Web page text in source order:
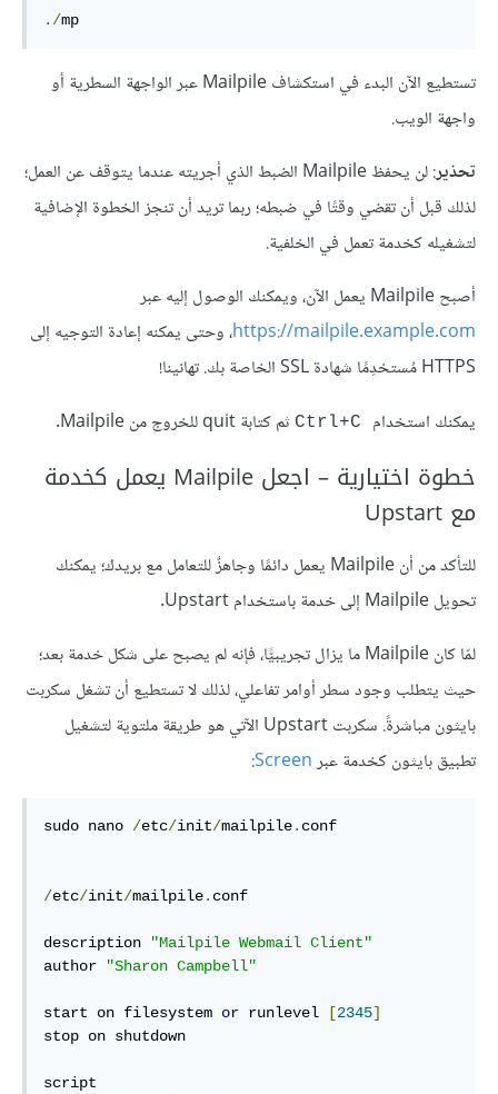
./mp
تستطيع الآن البدء في استكشاف Mailpile عبر الواجهة السطرية أو
واجهة الويب.
تحذير
: لن يحفظ Mailpile الضبط الذي أجريته عندما يتوقف عن العمل؛
لذلك قبل أن تقضي وقتًا في ضبطه؛ ربما تريد أن تنجز الخطوة الإضافية
لتشغيله كخدمة تعمل في الخلفية.
أصبح Mailpile يعمل الآن، ويمكنك الوصول إليه عبر
https://mailpile.example.com، وحتى يمكنه إعادة التوجيه إلى
HTTPS مُستخدِمًا شهادة SSL الخاصة بك. تهانينا!
يمكنك استخدام
ثم كتابة quit للخروج من Mailpile.
خطوة اختيارية – اجعل Mailpile يعمل كخدمة
مع Upstart
للتأكد من أن Mailpile يعمل دائمًا وجاهزٌ للتعامل مع بريدك؛ يمكنك
تحويل Mailpile إلى خدمة باستخدام Upstart.
لمّا كان Mailpile ما يزال تجريبيًّا، فإنه لم يصبح على شكل خدمة بعد؛
حيث يتطلب وجود سطر أوامر تفاعلي، لذلك لا تستطيع أن تشغل سكربت
بايثون مباشرةً. سكربت Upstart الآتي هو طريقة ملتوية لتشغيل
تطبيق بايثون كخدمة عبرScreen
:
sudo nano /etc/init/mailpile. conf
/etc/init/mailpile. conf
description
"Mailpile Webmail Client"
author
"Sharon Campbell"
start on filesystem or runlevel [2345]
stop on shutdown
script